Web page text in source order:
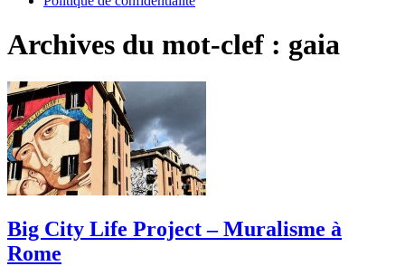
Archives du mot-clef : gaia
Big City Life Project – Muralisme à
Rome